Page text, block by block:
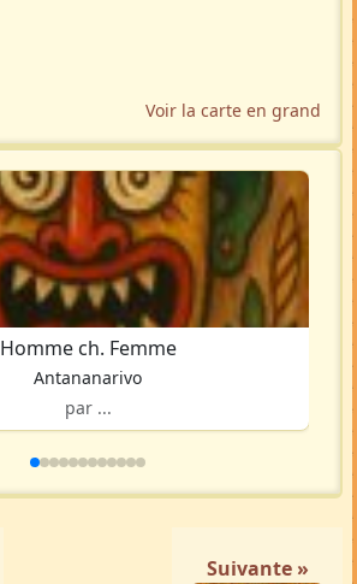
Voir la carte en grand
Homme ch. Femme
Antananarivo
par ...
Suivante »